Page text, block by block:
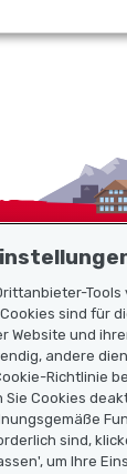
Tools
sind für
Website und
andere
Richtlinie
Sie Cookies
sind,
um Ihre